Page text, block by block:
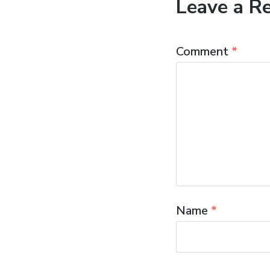
Leave a
Comment *
Name *